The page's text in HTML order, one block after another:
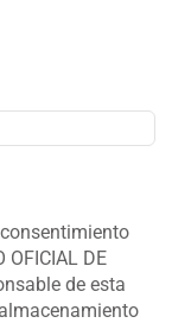
OFICIAL DE
de esta